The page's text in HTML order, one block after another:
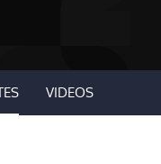
VIDEOS